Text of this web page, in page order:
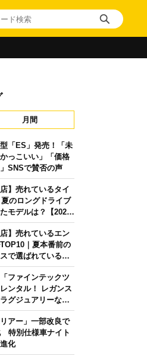
月間
「ES」発売！「未
っこいい」「価格
SNSで賛否の声
店】売れているタイ
のロングドライブ
モデルは？【2026
店】売れているエン
｜夏本番前の
で選ばれている人
【2026年6月版】
ファインテックツ
ンタル！ レガンス
グジュアリーな移
アー」一部改良で
特別仕様車ナイト
化